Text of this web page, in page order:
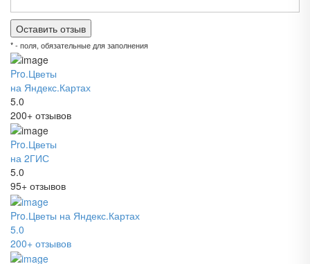
* - поля, обязательные для заполнения
Pro.Цветы
на Яндекс.Картах
5.0
200+ отзывов
Pro.Цветы
на 2ГИС
5.0
95+ отзывов
Pro.Цветы на Яндекс.Картах
5.0
200+ отзывов